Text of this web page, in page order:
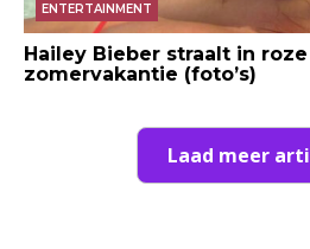
ENTERTAINMENT
Hailey Bieber straalt in
zomervakantie (foto’s)
Laad meer